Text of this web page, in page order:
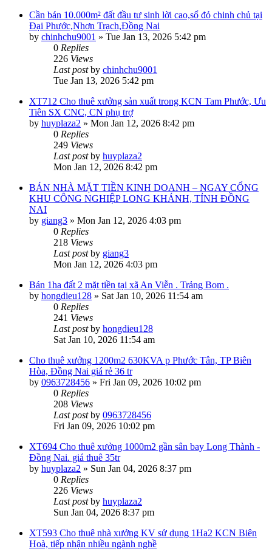
Cần bán 10.000m² đất đầu tư sinh lời cao,sổ đỏ chinh chủ tại
Đại Phước,Nhơn Trạch,Đồng Nai
by chinhchu9001 » Tue Jan 13, 2026 5:42 pm
0 Replies
226 Views
Last postby chinhchu9001
Tue Jan 13, 2026 5:42 pm
XT712 Cho thuê xưởng sản xuất trong KCN Tam Phước, Ưu
Tiên SX CNC, CN phụ trợ
by huyplaza2 » Mon Jan 12, 2026 8:42 pm
0 Replies
249 Views
Last postby huyplaza2
Mon Jan 12, 2026 8:42 pm
BÁN NHÀ MẶT TIỀN KINH DOANH – NGAY CỔNG
KHU CÔNG NGHIỆP LONG KHÁNH, TỈNH ĐỒNG
NAI
by giang3 » Mon Jan 12, 2026 4:03 pm
0 Replies
218 Views
Last postby giang3
Mon Jan 12, 2026 4:03 pm
Bán 1ha đất 2 mặt tiền tại xã An Viễn . Trảng Bom .
by hongdieu128 » Sat Jan 10, 2026 11:54 am
0 Replies
241 Views
Last postby hongdieu128
Sat Jan 10, 2026 11:54 am
Cho thuê xưởng 1200m2 630KVA p Phước Tân, TP Biên
Hòa, Đồng Nai giá rẻ 36 tr
by 0963728456 » Fri Jan 09, 2026 10:02 pm
0 Replies
208 Views
Last postby 0963728456
Fri Jan 09, 2026 10:02 pm
XT694 Cho thuê xưởng 1000m2 gần sân bay Long Thành -
Đồng Nai. giá thuê 35tr
by huyplaza2 » Sun Jan 04, 2026 8:37 pm
0 Replies
226 Views
Last postby huyplaza2
Sun Jan 04, 2026 8:37 pm
XT593 Cho thuê nhà xưởng KV sử dụng 1Ha2 KCN Biên
Hoà, tiếp nhận nhiều ngành nghề